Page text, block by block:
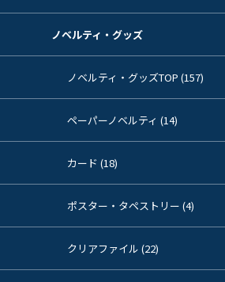
ノベルティ・グッズ
ノベルティ・グッズTOP (157)
ペーパーノベルティ (14)
カード (18)
ポスター・タペストリー (4)
クリアファイル (22)